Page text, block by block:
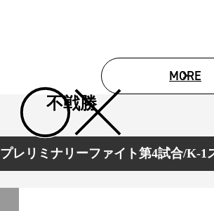
不戦勝
MORE
プレリミナリーファイト第4試合/K-1